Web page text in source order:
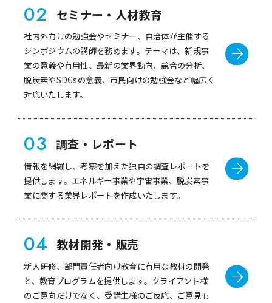
02 セミナー・人材教育
社内外向けの勉強会やセミナー、自治体が主催する
シンポジウムの講師を務めます。テーマは、新規事
業の意義や有用性、最新の業界動向、競合の分析、
脱炭素やSDGsの意義、市民向けの勉強会など幅広く
対応いたします。
03 調査・レポート
情報を網羅し、考察を加えた独自の調査レポートを
提供します。エネルギー事業や宇宙事業、脱炭素事
業に関する業界レポートを作成いたします。
04 教材開発・販売
新人研修、部門責任者向け教育に有用な教材の開発
と、教育プログラムを提供します。クライアント様
のご意向だけでなく、受講生様のご反応、ご意見も